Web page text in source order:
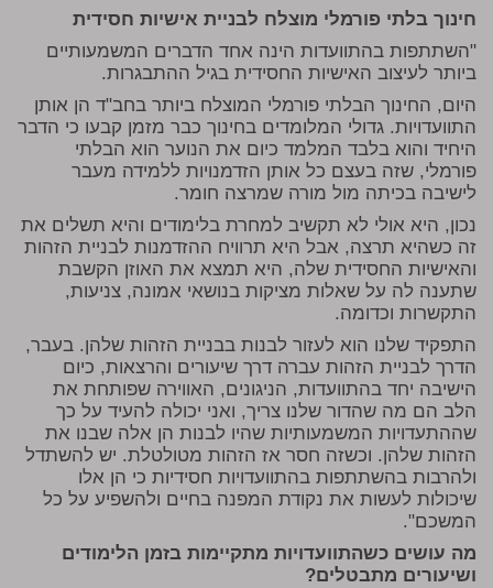
חינוך בלתי פורמלי מוצלח לבניית אישיות חסידית
"השתתפות בהתוועדות הינה אחד הדברים המשמעותיים
ביותר לעיצוב האישיות החסידית בגיל ההתבגרות.
היום, החינוך הבלתי פורמלי המוצלח ביותר בחב"ד הן אותן
התוועדויות. גדולי המלומדים בחינוך כבר מזמן קבעו כי הדבר
היחיד והוא בלבד המלמד כיום את הנוער הוא הבלתי
פורמלי, שזה בעצם כל אותן הזדמנויות ללמידה מעבר
לישיבה בכיתה מול מורה שמרצה חומר.
נכון, היא אולי לא תקשיב למחרת בלימודים והיא תשלים את
זה כשהיא תרצה, אבל היא תרוויח ההזדמנות לבניית הזהות
והאישיות החסידית שלה, היא תמצא את האוזן הקשבת
שתענה לה על שאלות מציקות בנושאי אמונה, צניעות,
התקשרות וכדומה.
התפקיד שלנו הוא לעזור לבנות בבניית הזהות שלהן. בעבר,
הדרך לבניית הזהות עברה דרך שיעורים והרצאות, כיום
הישיבה יחד בהתוועדות, הניגונים, האווירה שפותחת את
הלב הם מה שהדור שלנו צריך, ואני יכולה להעיד על כך
שההתעדויות המשמעותיות שהיו לבנות הן אלה שבנו את
הזהות שלהן. וכשזה חסר אז הזהות מטולטלת. יש להשתדל
ולהרבות בהשתתפות בהתוועדויות חסידיות כי הן אלו
שיכולות לעשות את נקודת המפנה בחיים ולהשפיע על כל
המשכם".
מה עושים כשהתוועדויות מתקיימות בזמן הלימודים
ושיעורים מתבטלים?